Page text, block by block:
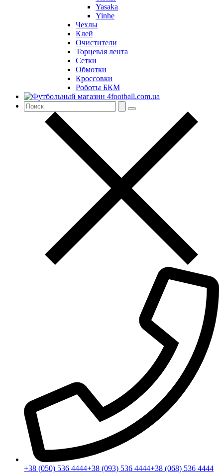
Yasaka
Yinhe
Чехлы
Клей
Очистители
Торцевая лента
Сетки
Обмотки
Кроссовки
Роботы БКМ
+38 (050) 536 4444+38 (093) 536 4444+38 (068) 536 4444